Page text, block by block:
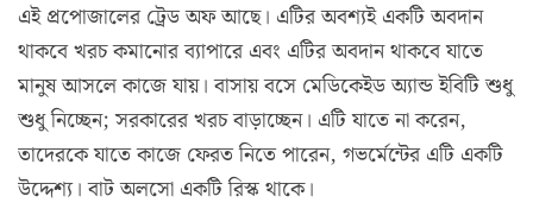
এই প্রপোজালের ট্রেড অফ আছে। এটির অবশ্যই একটি অবদান
থাকবে খরচ কমানোর ব্যাপারে এবং এটির অবদান থাকবে যাতে
মানুষ আসলে কাজে যায়। বাসায় বসে মেডিকেইড অ্যান্ড ইবিটি শুধু
শুধু নিচ্ছেন; সরকারের খরচ বাড়াচ্ছেন। এটি যাতে না করেন,
তাদেরকে যাতে কাজে ফেরত নিতে পারেন, গভর্মেন্টের এটি একটি
উদ্দেশ্য। বাট অলসো একটি রিস্ক থাকে।